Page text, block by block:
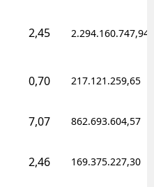
2,45 2.294.160.747,94
0,70 217.121.259,65
7,07 862.693.604,57
2,46 169.375.227,30